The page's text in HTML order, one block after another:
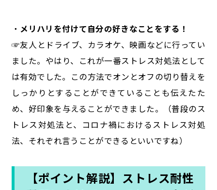
・ メリハリを付けて自分の好きなことをする！
☞友人とドライブ、カラオケ、映画などに行ってい
ました。やはり、これが一番ストレス対処法として
は有効でした。この方法でオンとオフの切り替えを
しっかりとすることができていることも伝えたた
め、好印象を与えることができました。（普段のス
トレス対処法と、コロナ禍におけるストレス対処
法、それぞれ言うことができるといいですね）
【ポイント解説】ストレス耐性